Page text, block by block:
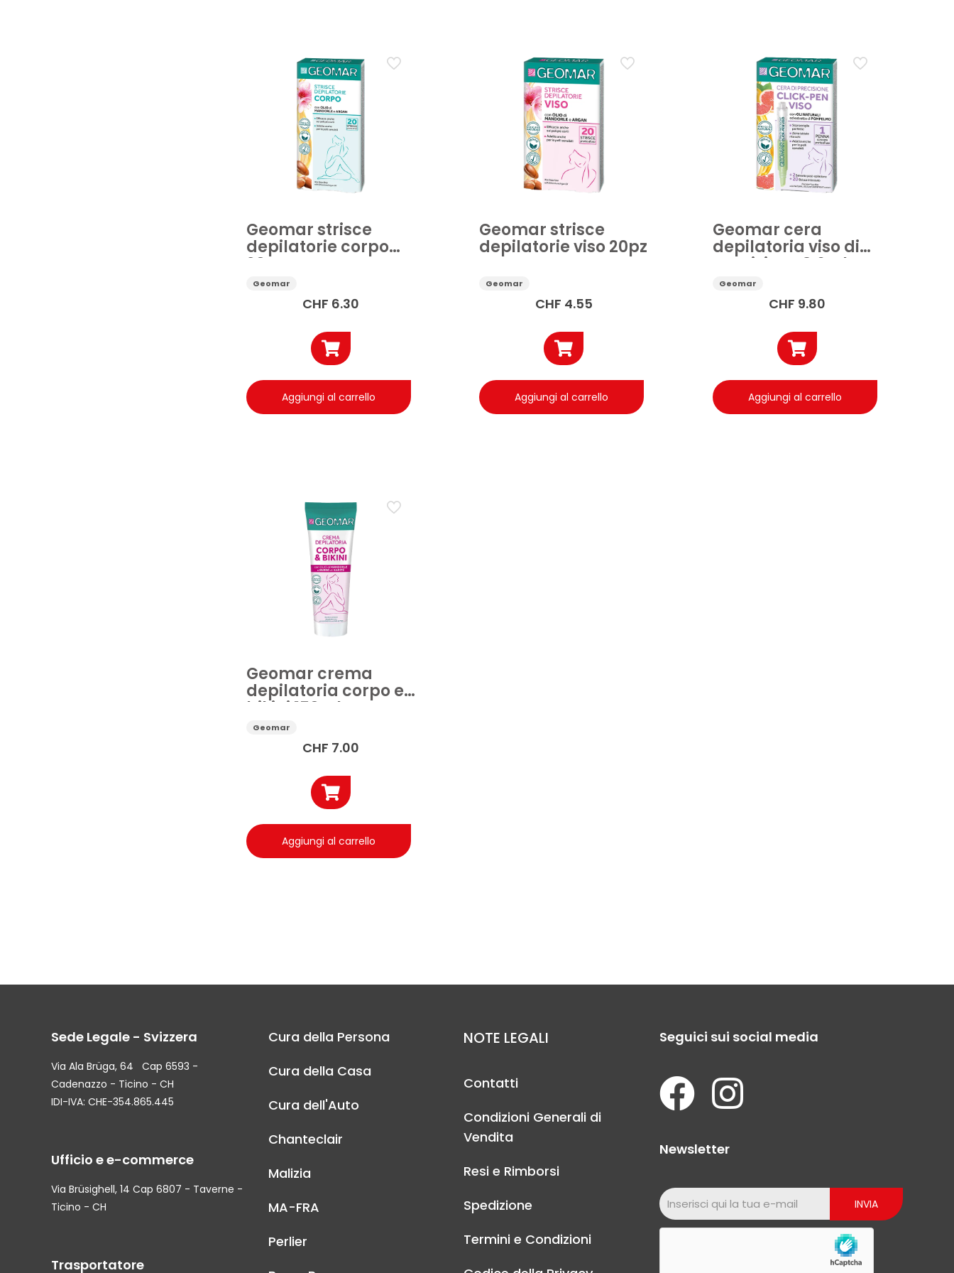
Applicare
Geomar strisce
depilatorie corpo
20pz
Geomar
CHF 6.30
Aggiungi al carrello
Geomar strisce
depilatorie viso 20pz
Geomar
CHF 4.55
Aggiungi al carrello
Geomar cera
depilatoria viso di
precisione 3.6ml
Geomar
CHF 9.80
Aggiungi al carrello
Geomar crema
depilatoria corpo e
bikini 150ml
Geomar
CHF 7.00
Aggiungi al carrello
Sede Legale - Svizzera
Via Ala Brüga, 64 Cap 6593 -
Cadenazzo - Ticino - CH
IDI-IVA: CHE-354.865.445
Ufficio e e-commerce
Via Brüsighell, 14 Cap 6807 - Taverne -
Ticino - CH
Trasportatore
Cura della Persona
Cura della Casa
Cura dell'Auto
Chanteclair
Malizia
MA-FRA
Perlier
NOTE LEGALI
Contatti
Condizioni Generali di
Vendita
Resi e Rimborsi
Spedizione
Termini e Condizioni
Seguici sui social media
Newsletter